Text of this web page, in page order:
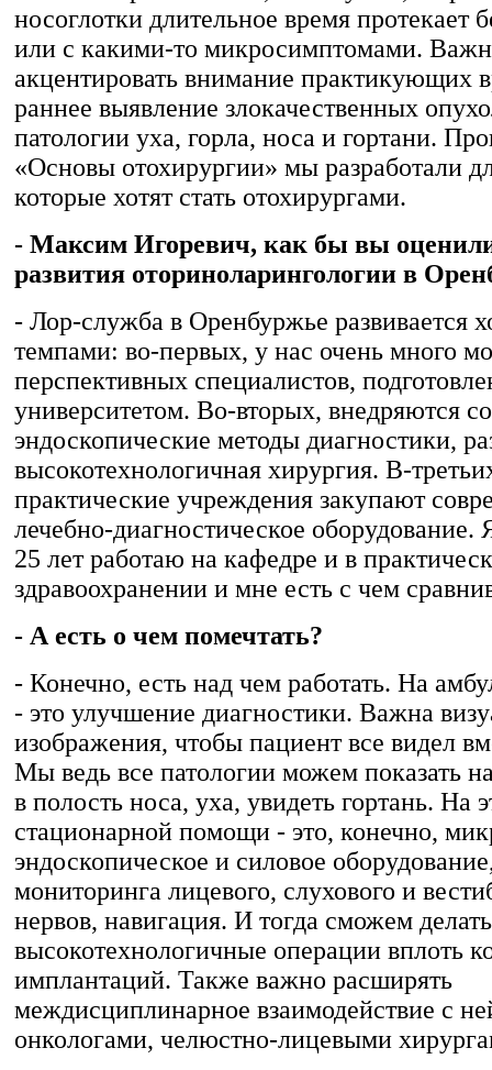
носоглотки длительное время протекает
или с какими-то микросимптомами.
акцентировать внимание практикующих
раннее выявление злокачественных
патологии уха, горла, носа и гортани.
«Основы отохирургии» мы разработали
которые хотят стать отохирургами.
- Максим Игоревич, как бы вы
развития оториноларингологии в
- Лор-служба в Оренбуржье развивается
темпами: во-первых, у нас очень много
перспективных специалистов,
университетом. Во-вторых, внедряются
эндоскопические методы диагностики,
высокотехнологичная хирургия. В-
практические учреждения закупают
лечебно-диагностическое
25 лет работаю на кафедре и в
здравоохранении и мне есть с чем
- А есть о чем помечтать?
- Конечно, есть над чем работать. На
- это улучшение диагностики. Важна
изображения, чтобы пациент все видел
Мы ведь все патологии можем показать
в полость носа, уха, увидеть гортань. На
стационарной помощи - это, конечно,
эндоскопическое и силовое
мониторинга лицевого, слухового и
нервов, навигация. И тогда сможем
высокотехнологичные операции вплоть
имплантаций. Также важно расширять
междисциплинарное взаимодействие с
онкологами, челюстно-лицевыми